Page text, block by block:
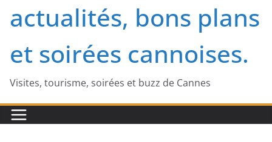
actualités, bons plans
et soirées cannoises.
Visites, tourisme, soirées et buzz de Cannes